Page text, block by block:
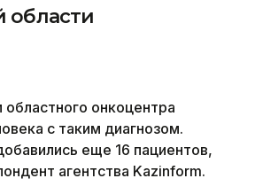
онкоцентра
с таким диагнозом.
еще 16 пациентов,
агентства Kazinform.